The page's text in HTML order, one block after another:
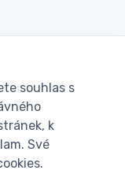
souhlas s
k
Své